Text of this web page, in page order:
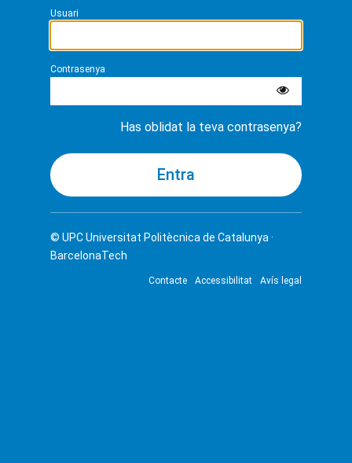
Usuari
Contrasenya
Has oblidat la teva contrasenya?
© UPCUniversitat Politècnica de Catalunya ·
BarcelonaTech
Contacte Accessibilitat Avís legal